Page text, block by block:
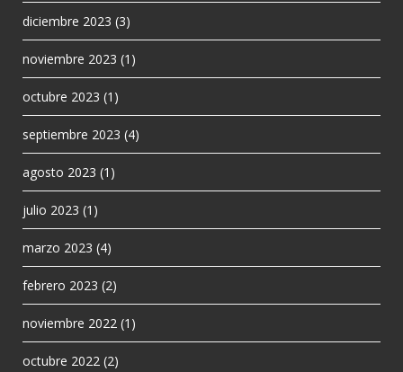
diciembre 2023 (3)
noviembre 2023 (1)
octubre 2023 (1)
septiembre 2023 (4)
agosto 2023 (1)
julio 2023 (1)
marzo 2023 (4)
febrero 2023 (2)
noviembre 2022 (1)
octubre 2022 (2)